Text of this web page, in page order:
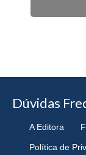
Dúvidas
A Editora
Política de